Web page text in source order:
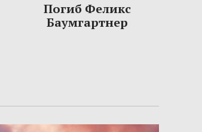
Погиб Феликс
Баумгартнер